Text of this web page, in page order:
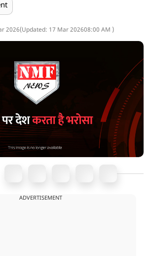
2026(Updated: 17 Mar 202608:00 AM )
ADVERTISEMENT